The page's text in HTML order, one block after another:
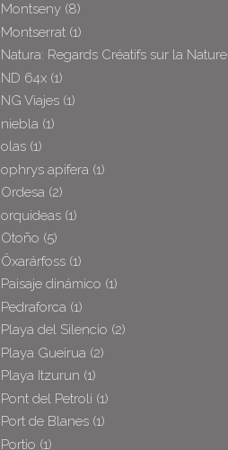
Montseny (8)
Montserrat (1)
Natura: Regards Créatifs sur la Nature
ND 64x (1)
NG Viajes (1)
niebla (1)
olas (1)
ophrys apifera (1)
Ordesa (2)
orquideas (1)
Otoño (5)
Öxarárfoss (1)
Paisaje dinámico (1)
Pedraforca (1)
Playa del Silencio (2)
Playa Gueirua (2)
Playa Itzurun (1)
Pont del Petroli (1)
Port de Blanes (1)
Portio (1)